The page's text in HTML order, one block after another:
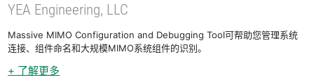
YEA Engineering, LLC
Massive MIMO Configuration and Debugging Tool可帮助您管理系统
连接、组件命名和大规模MIMO系统组件的识别。
+ 了解更多